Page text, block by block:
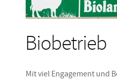
Biobetrieb
Mit viel Engagement und